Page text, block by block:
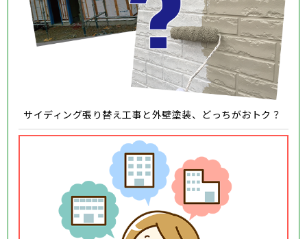
サイディング張り替え工事と外壁塗装、どっちがおトク？